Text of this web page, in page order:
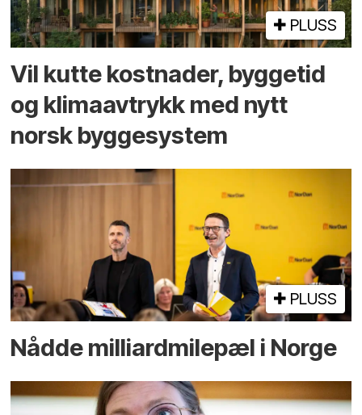
PLUSS
Vil kutte kostnader, byggetid
og klima­avtrykk med nytt
norsk bygge­system
PLUSS
Nådde milliard­­milepæl i Norge